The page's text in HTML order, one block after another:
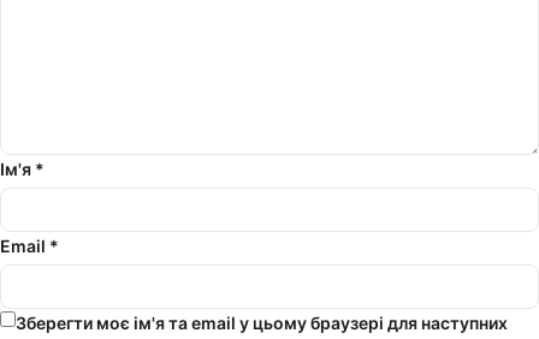
Ім'я *
Email *
Зберегти моє ім'я та email у цьому браузері для наступних